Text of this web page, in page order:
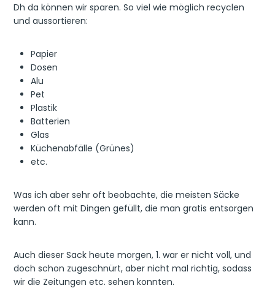
Dh da können wir sparen. So viel wie möglich recyclen
und aussortieren:
Papier
Dosen
Alu
Pet
Plastik
Batterien
Glas
Küchenabfälle (Grünes)
etc.
Was ich aber sehr oft beobachte, die meisten Säcke
werden oft mit Dingen gefüllt, die man gratis entsorgen
kann.
Auch dieser Sack heute morgen, 1. war er nicht voll, und
doch schon zugeschnürt, aber nicht mal richtig, sodass
wir die Zeitungen etc. sehen konnten.